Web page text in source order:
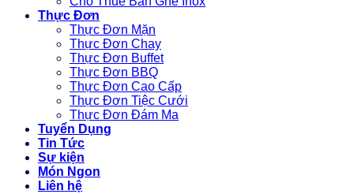
Thực Đơn
Thực Đơn Mặn
Thực Đơn Chay
Thực Đơn Buffet
Thực Đơn BBQ
Thực Đơn Cao Cấp
Thực Đơn Tiệc Cưới
Thực Đơn Đám Ma
Tuyển Dụng
Tin Tức
Sự kiện
Món Ngon
Liên hệ